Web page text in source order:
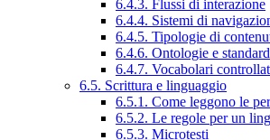
6.4.3. Flussi di interazione
6.4.4. Sistemi di
6.4.5. Tipologie di
6.4.6. Ontologie e standard
6.4.7. Vocabolari
6.5. Scrittura e linguaggio
6.5.1. Come leggono le
6.5.2. Le regole per un
6.5.3. Microtesti